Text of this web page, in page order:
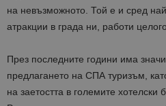
на невъзможното. Той е и сред
атракции в града ни, работи
През последните години има
предлагането на СПА туризъм,
на заетостта в големите хотелски